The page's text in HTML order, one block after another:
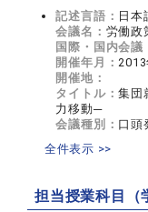
記述言語： 日本
会議名： 労働政
国際・国内会議
開催年月：2013
開催地：
タイトル：集団
力移動─
会議種別： 口頭
全件表示 >>
担当授業科目（